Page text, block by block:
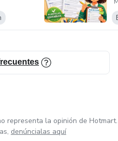
representa la opinión de Hotmart.
denúncialas aquí